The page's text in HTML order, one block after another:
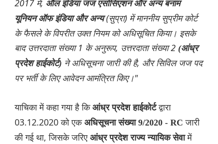
2017 में, ऑल इंडिया जज एसोसिएशन और अन्य बनाम
यूनियन ऑफ इंडिया और अन्य(सुप्रा) में माननीय सुप्रीम कोर्ट
के फैसले के विपरीत उक्त ‌नियम को अधिसूचित किया। इसके
बाद उत्तरदाता संख्या 1 के अनुरूप, उत्तरदाता संख्या 2 (आंध्र
प्रदेश हाईकोर्ट) ने अधिसूचना जारी की है, और सिविल जज पद
पर भर्ती के लिए आवेदन आमंत्रित किए।"
याचिका में कहा गया है कि आंध्र प्रदेश हाईकोर्टद्वारा
03.12.2020 को एक अधिसूचना संख्या 9/2020 - RCजारी
की गई था, जिसके जरिए आंध्र प्रदेश राज्य न्यायिक सेवामें